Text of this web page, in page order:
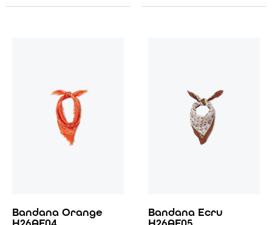
Bandana Orange
Bandana Ecru